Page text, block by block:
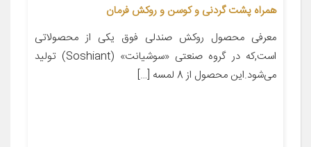
همراه پشت گردنی و کوسن و روکش فرمان
معرفی محصول روکش صندلی فوق یکی از محصولاتی
است,که در گروه صنعتی «سوشیانت» (Soshiant) تولید
می‌شود.این محصول از 8 لمسه […]